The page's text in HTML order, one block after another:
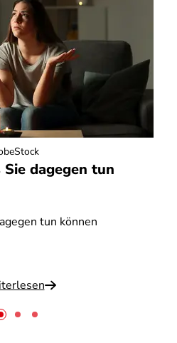
dagegen tun
tun können